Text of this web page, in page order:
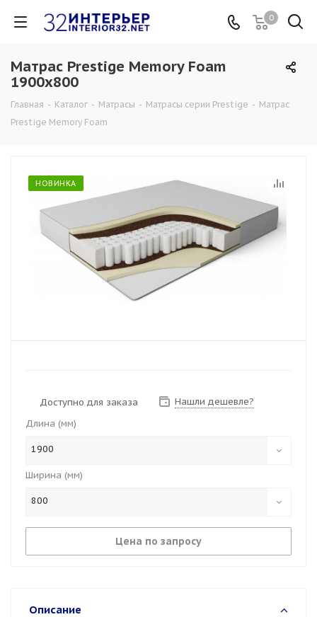
0
Матрас Prestige Memory Foam
1900x800
Главная - Каталог - Матрасы - Матрасы серии Prestige - Матрас
Prestige Memory Foam
НОВИНКА
Доступно для заказа
Нашли дешевле?
Длина (мм)
1900
Ширина (мм)
800
Цена по запросу
Описание